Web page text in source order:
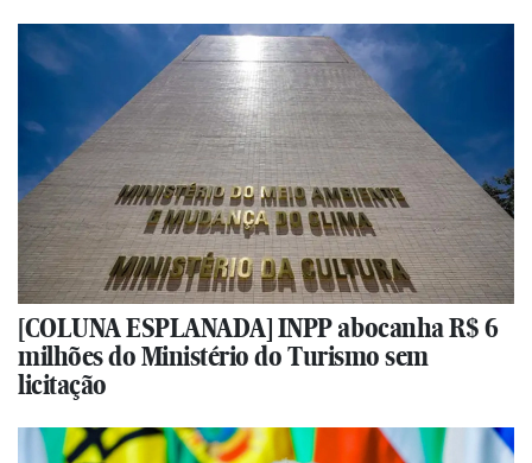
[COLUNA ESPLANADA] INPP abocanha R$ 6
milhões do Ministério do Turismo sem
licitação